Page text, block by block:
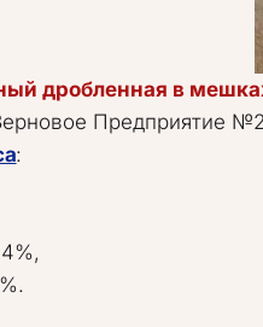
дробленная в
: